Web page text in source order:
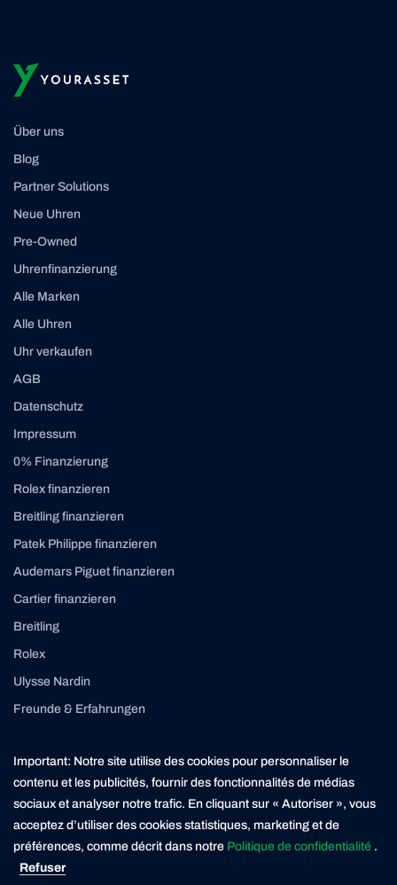
Über uns
Blog
Partner Solutions
Neue Uhren
Pre-Owned
Uhrenfinanzierung
Alle Marken
Alle Uhren
Uhr verkaufen
AGB
Datenschutz
Impressum
0% Finanzierung
Rolex finanzieren
Breitling finanzieren
Patek Philippe finanzieren
Audemars Piguet finanzieren
Cartier finanzieren
Breitling
Rolex
Ulysse Nardin
Freunde & Erfahrungen
Instagram Linkedin
contact@yourasset.com
* Die Kreditvergabe ist verboten, wenn sie zur Überschuldung des Verbrauchers führt (Art. 3
UWG). Der Darlehensgeber ist ein in der Schweiz ansässiger Finanzierungspartner der
Yourasset AG. Yourasset ist ein lizenzierter Kreditvermittler mit Sitz in Zürich.
Important: Notre site utilise des cookies pour personnaliser le
contenu et les publicités, fournir des fonctionnalités de médias
sociaux et analyser notre trafic. En cliquant sur « Autoriser », vous
acceptez d’utiliser des cookies statistiques, marketing et de
préférences, comme décrit dans notre Politique de confidentialité .
Refuser